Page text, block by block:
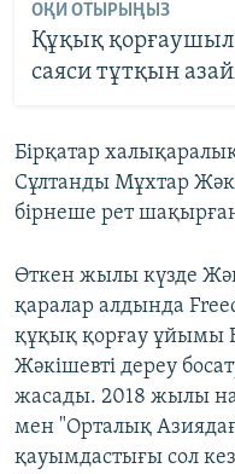
ОҚИ ОТЫРЫҢЫЗ
Құқық
саяси тұтқын
Бірқатар
Сұлтанды Мұхтар
бірнеше рет
Өткен жылы күзде
қаралар алдында
құқық қорғау ұйымы
Жәкішевті дереу
жасады. 2018 жылы
мен "Орталық
қауымдастығы сол